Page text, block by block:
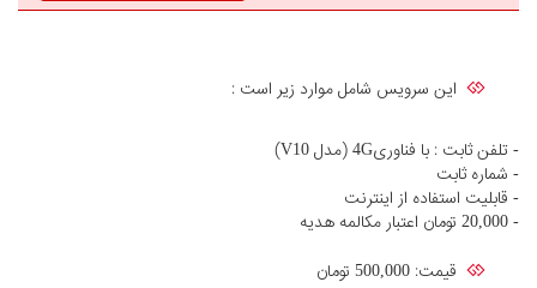
این سرویس شامل موارد زیر است :
- تلفن ثابت : با فناوری4G (مدل V10)
- شماره ثابت
- قابلیت استفاده از اینترنت
- 20,000 تومان اعتبار مکالمه هدیه
قیمت: 500,000 تومان